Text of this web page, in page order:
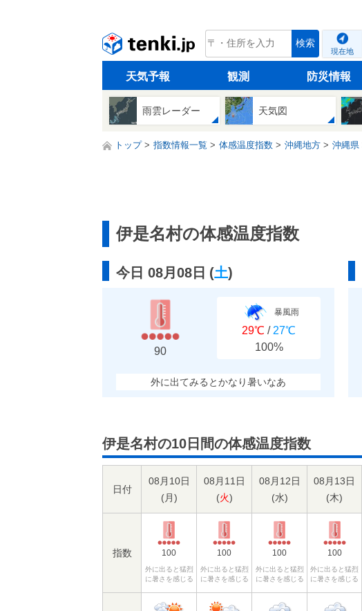
tenki.jp 検索
現在地
天気予報 観測 防災情報
雨雲レーダー 天気図
トップ 指数情報一覧 体感温度指数 沖縄地方 沖縄県
伊是名村の体感温度指数
今日 08月08日 (土)
90
暴風雨
29℃ / 27℃
100%
外に出てみるとかなり暑いなあ
伊是名村の10日間の体感温度指数
日付
08月10日
(月)
08月11日
(火)
08月12日
(水)
08月13日
(木)
指数 100
外に出ると猛烈
に暑さを感じる
100
外に出ると猛烈
に暑さを感じる
100
外に出ると猛烈
に暑さを感じる
100
外に出ると猛烈
に暑さを感じる